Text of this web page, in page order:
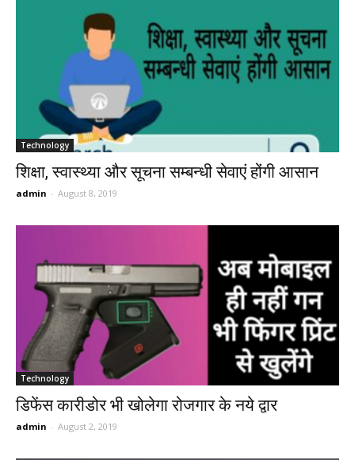
Technology
शिक्षा, स्वास्थ्या और सूचना सम्बन्धी सेवाएं होंगी आसान
admin - August 8, 2019
Technology
डिफेंस कारीडोर भी खोलेगा रोजगार के नये द्वार
admin - August 2, 2019